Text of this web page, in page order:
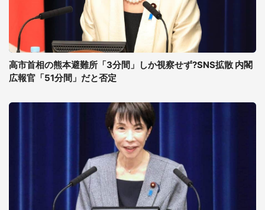
高市首相の熊本避難所「3分間」しか視察せず?SNS拡散 内閣
広報官「51分間」だと否定